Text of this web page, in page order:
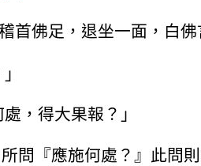
首佛足，退坐一面，白佛
，得大果報？」
所問『應施何處？』此問